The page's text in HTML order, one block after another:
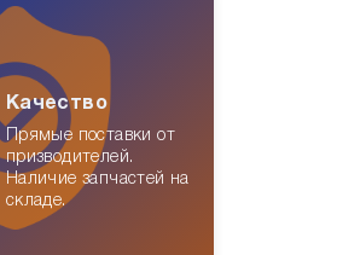
Качество
Прямые поставки от
призводителей.
Наличие запчастей на
складе.